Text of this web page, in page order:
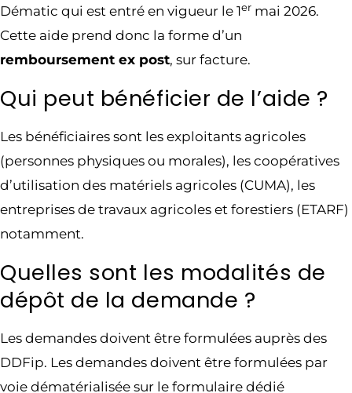
Dématic qui est entré en vigueur le 1er mai 2026.
Cette aide prend donc la forme d’un
remboursement ex post, sur facture.
Qui peut bénéficier de l’aide ?
Les bénéficiaires sont les exploitants agricoles
(personnes physiques ou morales), les coopératives
d’utilisation des matériels agricoles (CUMA), les
entreprises de travaux agricoles et forestiers (ETARF)
notamment.
Quelles sont les modalités de
dépôt de la demande ?
Les demandes doivent être formulées auprès des
DDFip. Les demandes doivent être formulées par
voie dématérialisée sur le formulaire dédié